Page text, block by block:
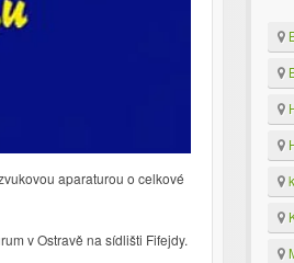
aparaturou o celkové
v Ostravě na sídlišti Fifejdy.